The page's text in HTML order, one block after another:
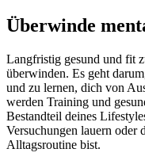
Überwinde
Langfristig gesund und fit
überwinden. Es geht
und zu lernen, dich von
werden Training und
Bestandteil deines
Versuchungen lauern oder
Alltagsroutine bist.